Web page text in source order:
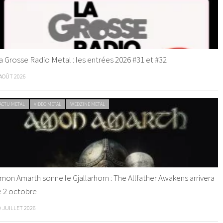
Grosse Radio Metal : les entrées 2026 #31 et #32
2026
METAL VIDEO METAL WEBZINE METAL
Amarth sonne le Gjallarhorn : The Allfather Awakens arrivera
2 octobre
JUILLET 2026